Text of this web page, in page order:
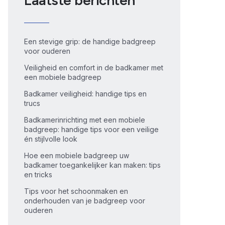
Een stevige grip: de handige badgreep
voor ouderen
Veiligheid en comfort in de badkamer met
een mobiele badgreep
Badkamer veiligheid: handige tips en
trucs
Badkamerinrichting met een mobiele
badgreep: handige tips voor een veilige
én stijlvolle look
Hoe een mobiele badgreep uw
badkamer toegankelijker kan maken: tips
en tricks
Tips voor het schoonmaken en
onderhouden van je badgreep voor
ouderen